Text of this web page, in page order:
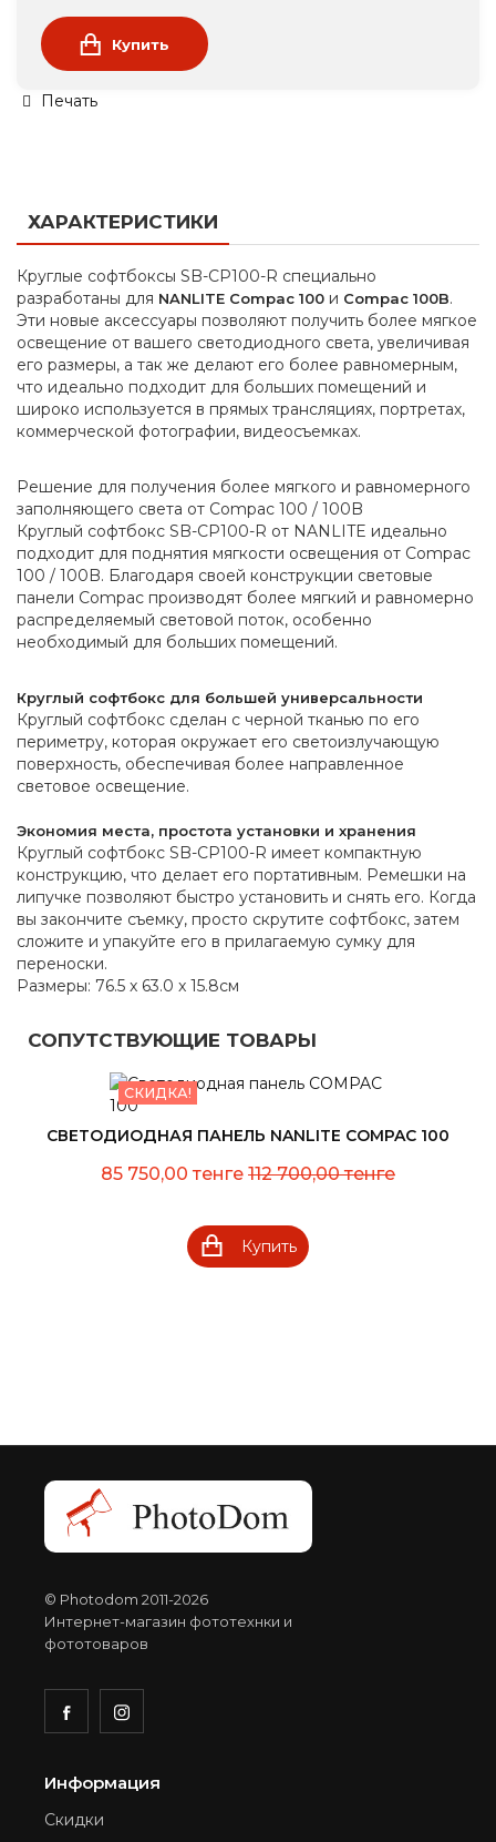
Купить
Печать
ХАРАКТЕРИСТИКИ
Круглые софтбоксы SB-CP100-R специально
разработаны для NANLITE Compac 100 и Compac 100B.
Эти новые аксессуары позволяют получить более мягкое
освещение от вашего светодиодного света, увеличивая
его размеры, а так же делают его более равномерным,
что идеально подходит для больших помещений и
широко используется в прямых трансляциях, портретах,
коммерческой фотографии, видеосъемках.
Решение для получения более мягкого и равномерного
заполняющего света от Compac 100 / 100B
Круглый софтбокс SB-CP100-R от NANLITE идеально
подходит для поднятия мягкости освещения от Compac
100 / 100B. Благодаря своей конструкции световые
панели Compac производят более мягкий и равномерно
распределяемый световой поток, особенно
необходимый для больших помещений.
Круглый софтбокс для большей универсальности
Круглый софтбокс сделан с черной тканью по его
периметру, которая окружает его светоизлучающую
поверхность, обеспечивая более направленное
световое освещение.
Экономия места, простота установки и хранения
Круглый софтбокс SB-CP100-R имеет компактную
конструкцию, что делает его портативным. Ремешки на
липучке позволяют быстро установить и снять его. Когда
вы закончите съемку, просто скрутите софтбокс, затем
сложите и упакуйте его в прилагаемую сумку для
переноски.
Размеры: 76.5 x 63.0 x 15.8см
СОПУТСТВУЮЩИЕ ТОВАРЫ
СКИДКА!
СВЕТОДИОДНАЯ ПАНЕЛЬ NANLITE COMPAC 100
85 750,00 тенге 112 700,00 тенге
Купить
© Photodom 2011-2026
Интернет-магазин фототехнки и
фототоваров
Информация
Скидки